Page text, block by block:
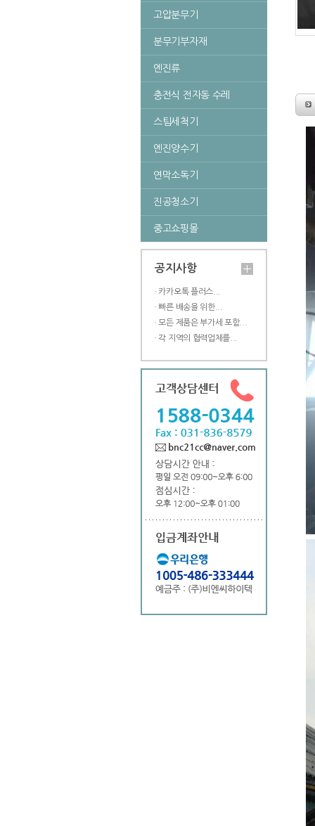
고압분무기
분무기부자재
엔진류
충전식 전자동 수레
스팀세척기
엔진양수기
연막소독기
진공청소기
중고쇼핑몰
공지사항
· 카카오톡 플러스...
· 빠른 배송을 위한...
· 모든 제품은 부가세 포함...
· 각 지역의 협력업체를...